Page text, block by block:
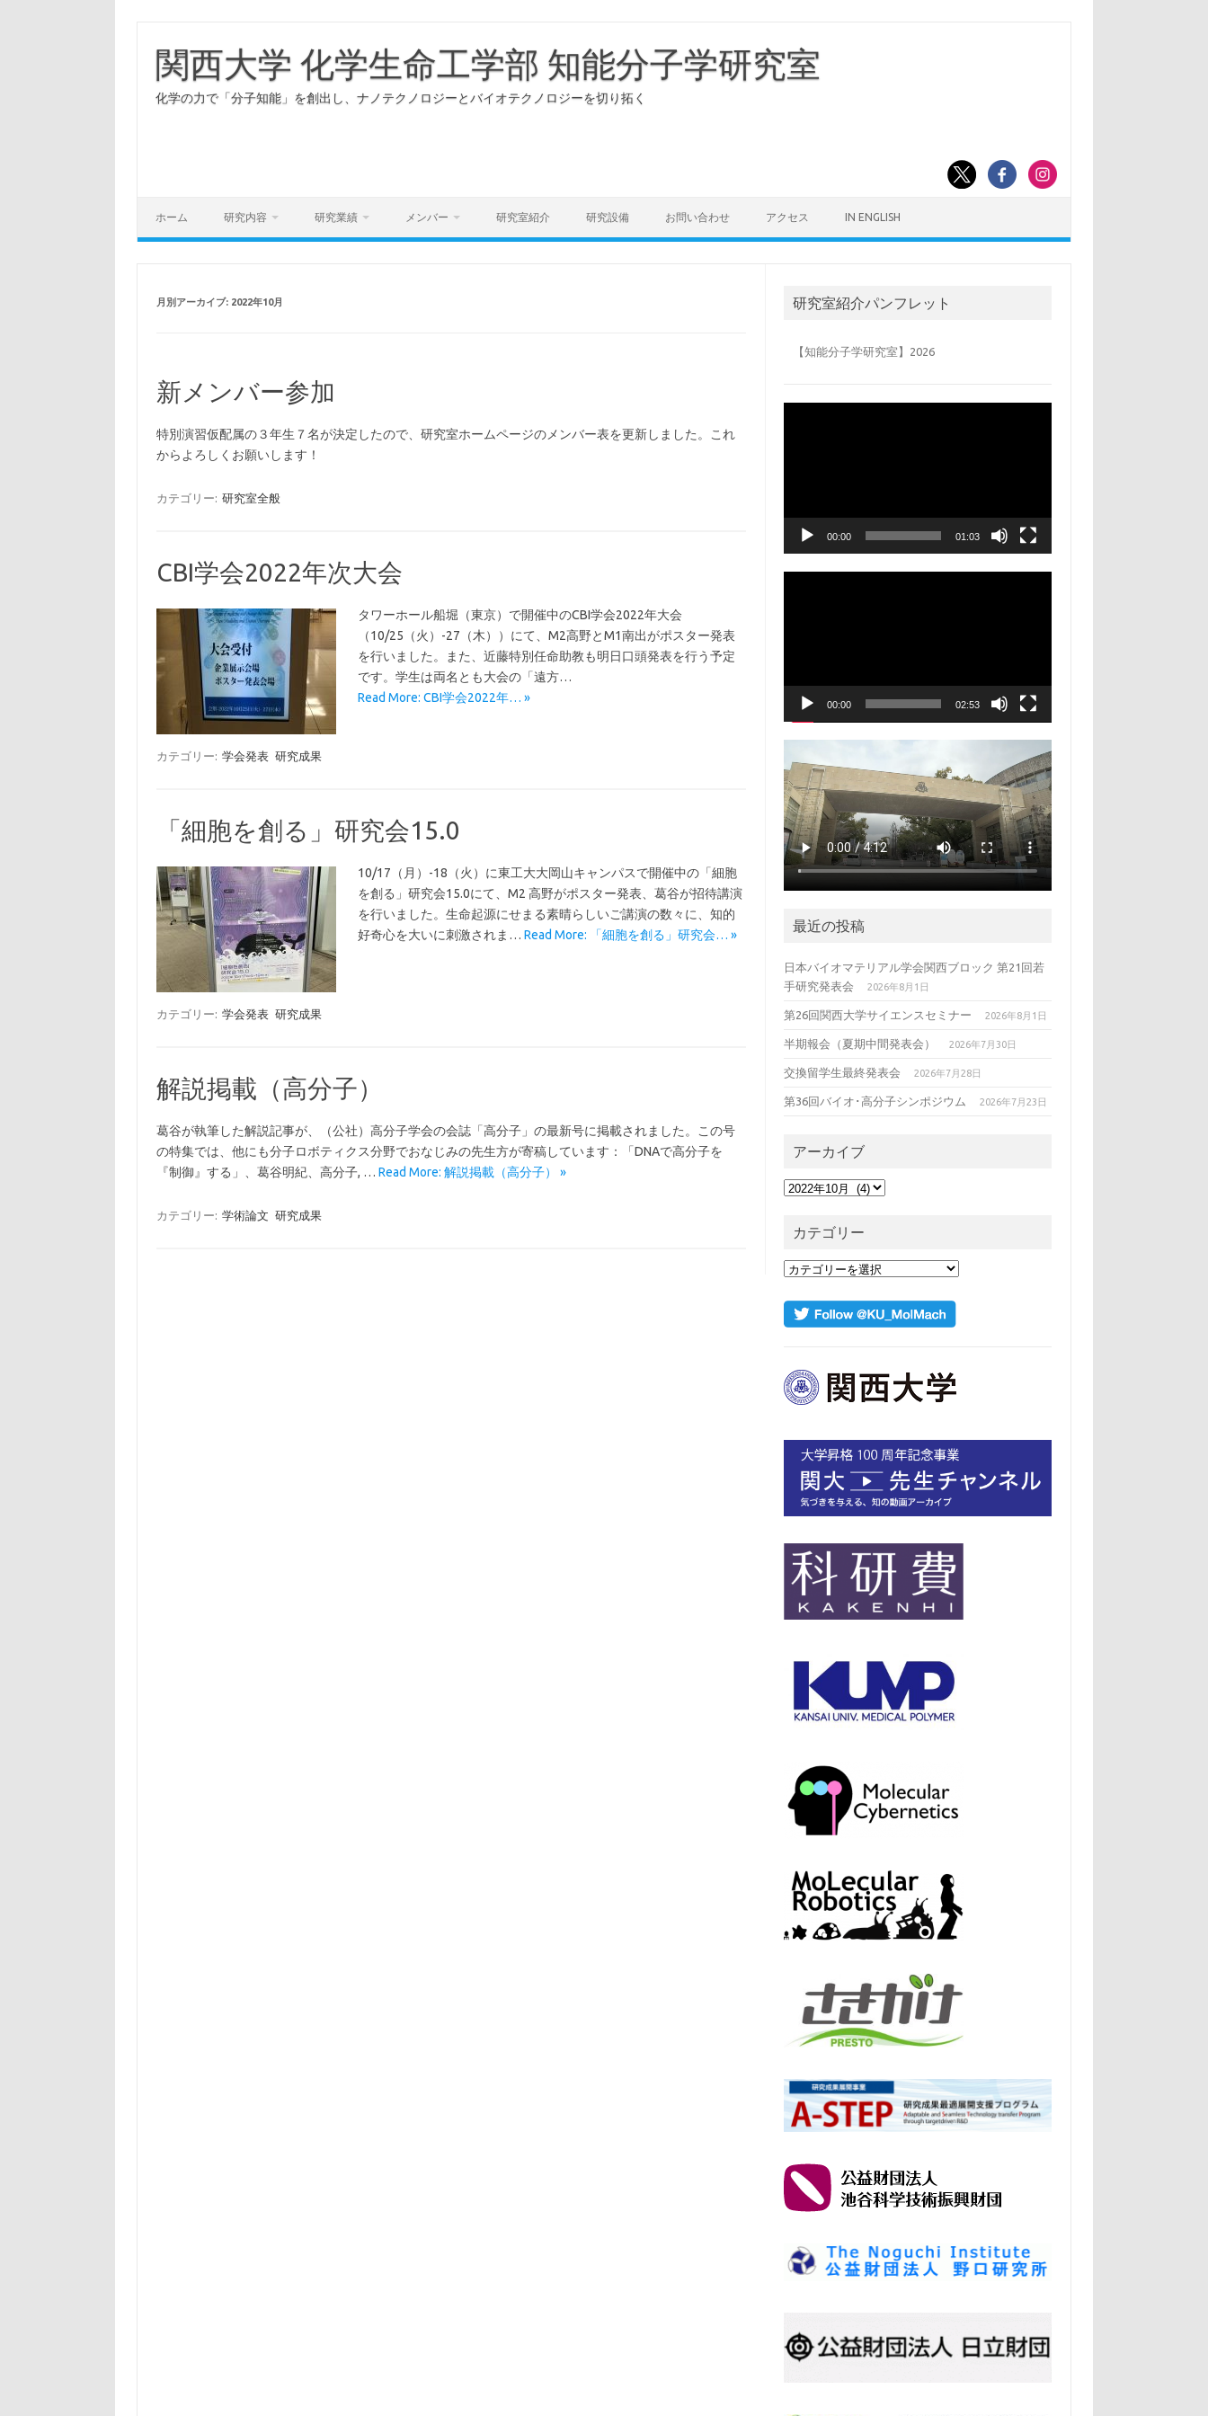
関西大学 化学生命工学部 知能分子学研究室
化学の力で「分子知能」を創出し、ナノテクノロジーとバイオテクノロジーを切り拓く
ホーム 研究内容 研究業績 メンバー 研究室紹介 研究設備 お問い合わせ アクセス IN ENGLISH
月別アーカイブ: 2022年10月
新メンバー参加
特別演習仮配属の３年生７名が決定したので、研究室ホームページのメンバー表を更新しました。これ
からよろしくお願いします！
カテゴリー: 研究室全般
CBI学会2022年次大会
タワーホール船堀（東京）で開催中のCBI学会2022年大会
（10/25（火）-27（木））にて、M2高野とM1南出がポスター発表
を行いました。また、近藤特別任命助教も明日口頭発表を行う予定
です。学生は両名とも大会の「遠方…
Read More: CBI学会2022年… »
カテゴリー: 学会発表 研究成果
「細胞を創る」研究会15.0
10/17（月）-18（火）に東工大大岡山キャンパスで開催中の「細胞
を創る」研究会15.0にて、M2 高野がポスター発表、葛谷が招待講演
を行いました。生命起源にせまる素晴らしいご講演の数々に、知的
好奇心を大いに刺激されま… Read More: 「細胞を創る」研究会… »
カテゴリー: 学会発表 研究成果
解説掲載（高分子）
葛谷が執筆した解説記事が、（公社）高分子学会の会誌「高分子」の最新号に掲載されました。この号
の特集では、他にも分子ロボティクス分野でおなじみの先生方が寄稿しています：「DNAで高分子を
『制御』する」、葛谷明紀、高分子, … Read More: 解説掲載（高分子） »
カテゴリー: 学術論文 研究成果
研究室紹介パンフレット
【知能分子学研究室】2026
00:00 01:03
00:00 02:53
最近の投稿
日本バイオマテリアル学会関西ブロック 第21回若
手研究発表会
2026年8月1日
第26回関西大学サイエンスセミナー 2026年8月1日
半期報会（夏期中間発表会） 2026年7月30日
交換留学生最終発表会 2026年7月28日
第36回バイオ･高分子シンポジウム 2026年7月23日
アーカイブ
ア
イカテゴリー
カ
ゴ
リ